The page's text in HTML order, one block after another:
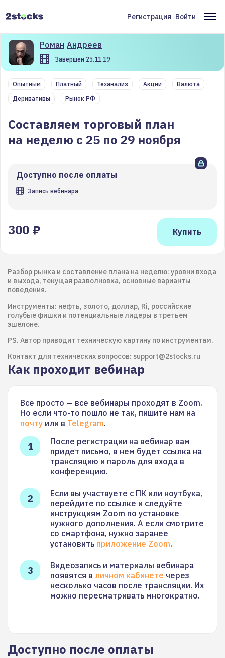
содержанию
Меню
пользователя
Регистрация Войти
Роман Андреев
Завершен 25.11.19
Составляем торговый план
на неделю с 25 по 29 ноября
Доступно после оплаты
Запись вебинара
Опытным Платный Теханализ Акции
Валюта
Деривативы
Рынок РФ
300 ₽
Разбор рынка и составление плана на неделю: уровни входа
и выхода, текущая разволновка, основные варианты
поведения.
Инструменты: нефть, золото, доллар, Ri, российские
голубые фишки и потенциальные лидеры в третьем
эшелоне.
PS. Автор приводит техническую картину по инструментам.
Контакт для технических вопросов: support@2stocks.ru
Как проходит вебинар
Все просто — все вебинары проходят в Zoom.
Но если что-то пошло не так, пишите нам на
почту или в Telegram.
После регистрации на вебинар вам
придет письмо, в нем будет ссылка на
трансляцию и пароль для входа в
конференцию.
Если вы участвуете с ПК или ноутбука,
перейдите по ссылке и следуйте
инструкциям Zoom по установке
нужного дополнения. А если смотрите
со смартфона, нужно заранее
установить приложение Zoom.
Видеозапись и материалы вебинара
появятся в личном кабинете через
несколько часов после трансляции. Их
можно пересматривать многократно.
Доступно после оплаты